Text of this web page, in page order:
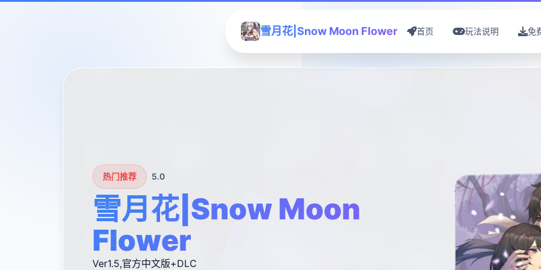
雪月花|Snow Moon Flower 首页 玩法说明 免
热门推荐 5.0
雪月花|Snow Moon
Flower
Ver1.5,官方中文版+DLC